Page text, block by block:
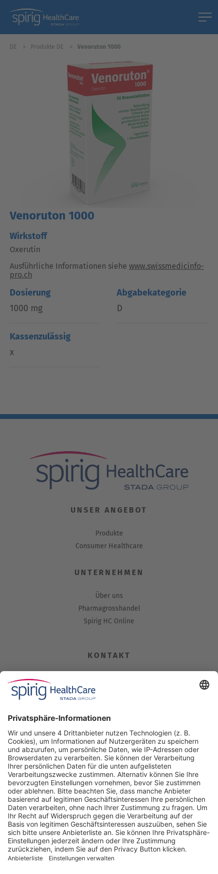
DE Produkte DE Venoruton 1000
Venoruton 1000
Wirkstoff
Oxerutin
Ausführliche Informationen siehe www.swissmedicinfo-
pro.ch
Dosierung
1000 mg
Abgabekategorie
D
Kassenzulässig
x
UNSER ANGEBOT
Produkte
Consumer Healthcare
UNTERNEHMEN
Über uns
Pharmagrosshandel
Spirig HC Online
KONTAKT
Industriestrasse 30
CH-4622 Egerkingen
Tel. +41 62 388 85 00
info@spirig-healthcare.ch
Pharmakovigilanz
Für Meldungen von unerwünschten Arzneimittelwirkungen zu
einem Medikament von Spirig HealthCare AG
Tel. +41 62 388 85 88
pharmacovigilance@spirig-healthcare.ch
FOLGEN SIE UNS